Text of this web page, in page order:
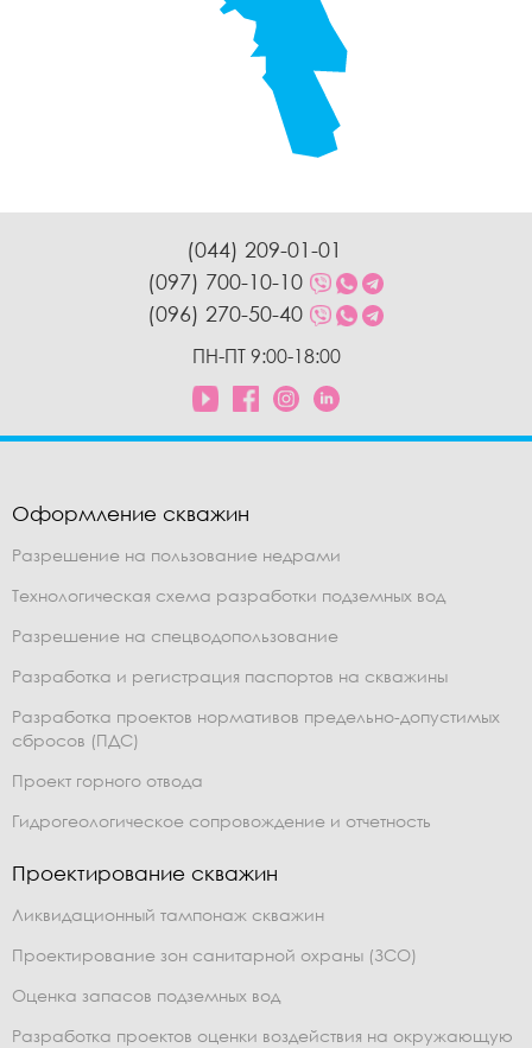
(044) 209-01-01
(097) 700-10-10
(096) 270-50-40
ПН-ПТ 9:00-18:00
Оформление скважин
Разрешение на пользование недрами
Технологическая схема разработки подземных вод
Разрешение на спецводопользование
Разработка и регистрация паспортов на скважины
Разработка проектов нормативов предельно-допустимых
сбросов (ПДС)
Проект горного отвода
Гидрогеологическое сопровождение и отчетность
Проектирование скважин
Ликвидационный тампонаж скважин
Проектирование зон санитарной охраны (ЗСО)
Оценка запасов подземных вод
Разработка проектов оценки воздействия на окружающую